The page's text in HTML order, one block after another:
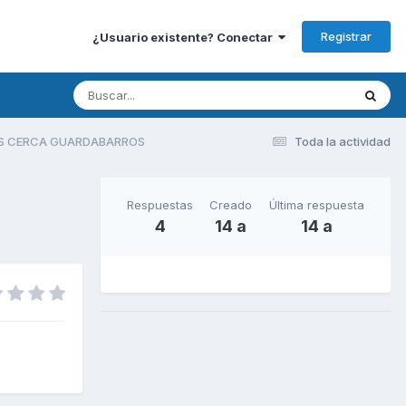
¿Usuario existente? Conectar Registrar
Toda la actividad
CERCA GUARDABARROS
Respuestas
4
Creado
14 a
Última respuesta
14 a